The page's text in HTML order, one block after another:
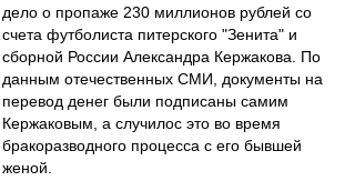
дело о пропаже 230 миллионов рублей со
счета футболиста питерского "Зенита" и
сборной России Александра Кержакова. По
данным отечественных СМИ, документы на
перевод денег были подписаны самим
Кержаковым, а случилос это во время
бракоразводного процесса с его бывшей
женой.